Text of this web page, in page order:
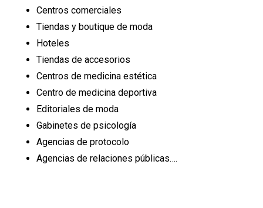
Centros comerciales
Tiendas y boutique de moda
Hoteles
Tiendas de accesorios
Centros de medicina estética
Centro de medicina deportiva
Editoriales de moda
Gabinetes de psicología
Agencias de protocolo
Agencias de relaciones públicas….